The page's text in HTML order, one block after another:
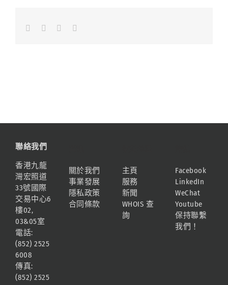
FacebookLinkedInWhatsapp
聯絡我們
香港九龍
灣宏照道
33號國際
交易中心6
樓02,
03&05室
電話:
(852) 2525
6008
傳真:
(852) 2525
關於我們
事業發展
隱私政策
合同條款
主頁
服務
新聞
WHOIS 查
詢
Facebook
LinkedIn
WeChat
Youtube
保持聯繫
我們！